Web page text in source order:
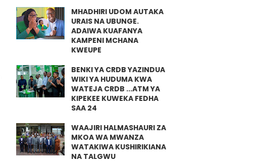
MHADHIRI UDOM AUTAKA
URAIS NA UBUNGE.
ADAIWA KUAFANYA
KAMPENI MCHANA
KWEUPE
BENKI YA CRDB YAZINDUA
WIKI YA HUDUMA KWA
WATEJA CRDB ...ATM YA
KIPEKEE KUWEKA FEDHA
SAA 24
WAAJIRI HALMASHAURI ZA
MKOA WA MWANZA
WATAKIWA KUSHIRIKIANA
NA TALGWU